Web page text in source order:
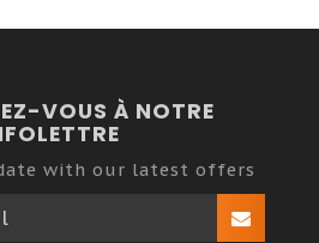
VOUS À NOTRE
with our latest offers